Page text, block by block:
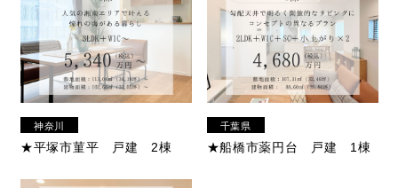
神奈川
県
★平塚市菫平 戸建 2棟
千葉県
★船橋市薬円台 戸建 1棟